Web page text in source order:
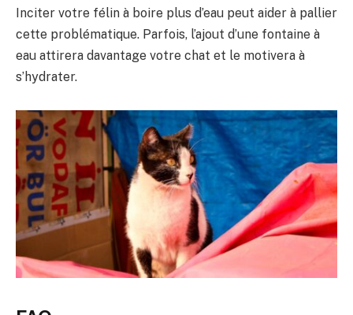
Inciter votre félin à boire plus d’eau peut aider à pallier
cette problématique. Parfois, l’ajout d’une fontaine à
eau attirera davantage votre chat et le motivera à
s’hydrater.